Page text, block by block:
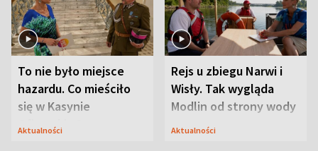
To nie było miejsce
hazardu. Co mieściło
się w Kasynie
Oficerskim?
Aktualności
Rejs u zbiegu Narwi i
Wisły. Tak wygląda
Modlin od strony wody
Aktualności